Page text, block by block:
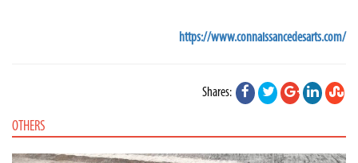
https://www.connaissancedesarts.com/
Shares:
OTHERS